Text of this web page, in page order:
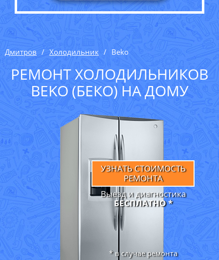
Дмитров Холодильник Beko
РЕМОНТ ХОЛОДИЛЬНИКОВ
BEKO (БЕКО) НА ДОМУ
УЗНАТЬ СТОИМОСТЬ
РЕМОНТА
Выезд и диагностика
БЕСПЛАТНО *
* в случае ремонта